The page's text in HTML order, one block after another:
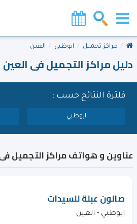
مراكز تجميل ابوظبي العين
دليل مراكز التجميل فى العين
فلترة النتائج حسب :
ابوظبي
عناوين و هواتف مراكز التجميل
صالون عبلة للسيدات
ابوظبي - العين